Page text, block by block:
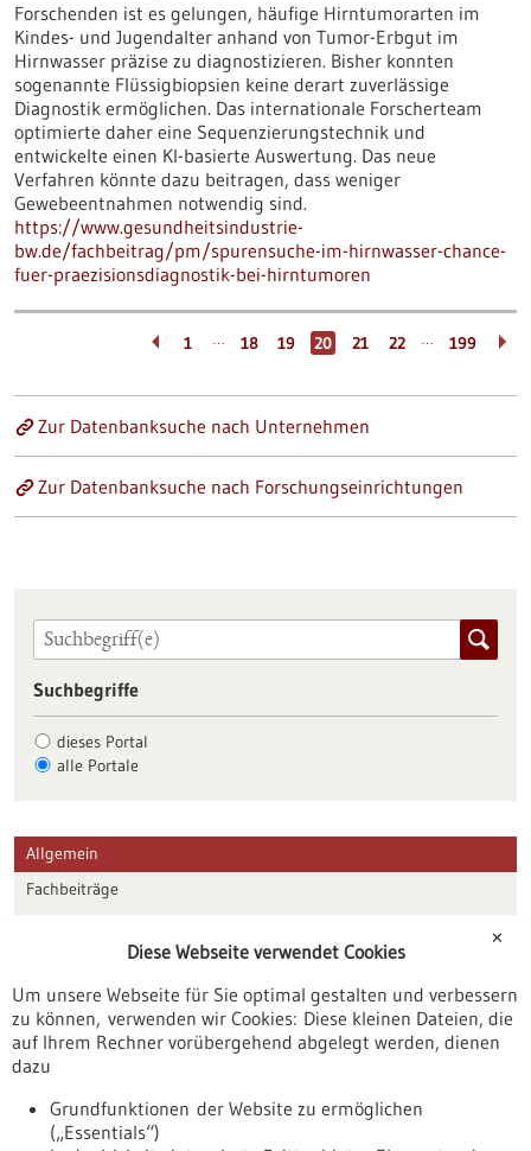
Forschenden ist es gelungen, häufige Hirntumorarten im
Kindes- und Jugendalter anhand von Tumor-Erbgut im
Hirnwasser präzise zu diagnostizieren. Bisher konnten
sogenannte Flüssigbiopsien keine derart zuverlässige
Diagnostik ermöglichen. Das internationale Forscherteam
optimierte daher eine Sequenzierungstechnik und
entwickelte einen KI-basierte Auswertung. Das neue
Verfahren könnte dazu beitragen, dass weniger
Gewebeentnahmen notwendig sind.
https://www.gesundheitsindustrie-
bw.de/fachbeitrag/pm/spurensuche-im-hirnwasser-chance-
fuer-praezisionsdiagnostik-bei-hirntumoren
1 … 18 19 20 21 22 … 199
Zur Datenbanksuche nach Unternehmen
Zur Datenbanksuche nach Forschungseinrichtungen
Suchbegriffe
dieses Portal
alle Portale
Allgemein
Fachbeiträge
Veranstaltungen
Erscheinungsdatum
✕
Diese Webseite verwendet Cookies
Um unsere Webseite für Sie optimal gestalten und verbessern
zu können, verwenden wir Cookies: Diese kleinen Dateien, die
auf Ihrem Rechner vorübergehend abgelegt werden, dienen
dazu
Grundfunktionen der Website zu ermöglichen
(„Essentials“)